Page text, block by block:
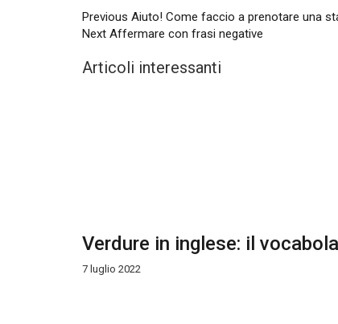
Previous Aiuto! Come faccio a prenotare una
Next Affermare con frasi negative
Articoli interessanti
Verdure in inglese: il
7 luglio 2022